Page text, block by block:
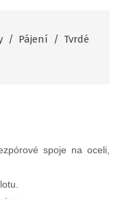
/ Pájení / Tvrdé
spoje na oceli,